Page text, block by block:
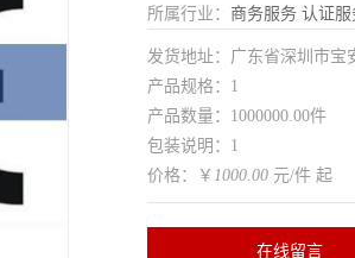
所属行业： 商务服务 认证服
发货地址：广东省深圳市宝
产品规格：1
产品数量：1000000.00件
包装说明：1
价格：￥ 1000.00 元/件 起
在线留言